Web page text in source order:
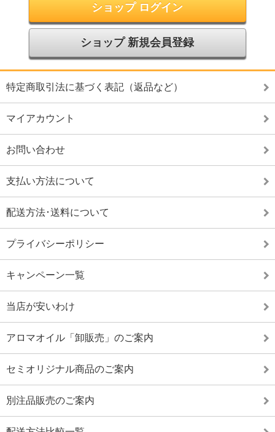
ショップ ログイン
ショップ 新規会員登録
特定商取引法に基づく表記（返品など）
マイアカウント
お問い合わせ
支払い方法について
配送方法･送料について
プライバシーポリシー
キャンペーン一覧
当店が安いわけ
アロマオイル「卸販売」のご案内
セミオリジナル商品のご案内
別注品販売のご案内